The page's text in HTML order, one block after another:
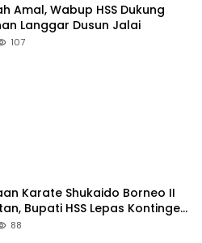
Amal, Wabup HSS Dukung
Langgar Dusun Jalai
107
Karate Shukaido Borneo II
Bupati HSS Lepas Kontingen
88